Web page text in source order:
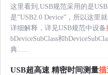
这里看到,USB规范采用的是
是”USB2.0 Device”，所以这里
详细解释，详见USB规范中设备
bDeviceSubClass和
典......
USB超高速 精密时间测量描